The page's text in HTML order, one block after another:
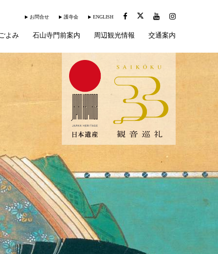
お問合せ 護寺会 ENGLISH
よみ 石山寺門前案内 周辺観光情報 交通案内